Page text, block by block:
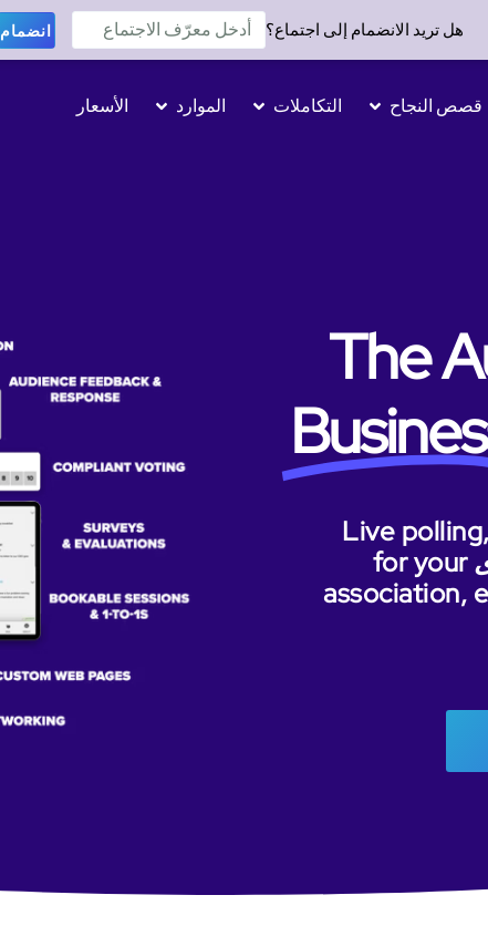
هل تريد الانضمام إلى اجتماع؟ انضمام
قصص النجاح التكاملات الموارد الأسعار
The
Live
for your
association,